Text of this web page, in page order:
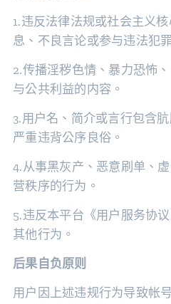
1.违反法律法规或社会主义
息、不良言论或参与违法犯
2.传播淫秽色情、暴力恐怖
与公共利益的内容。
3.用户名、简介或言行包含
严重违背公序良俗。
4.从事黑灰产、恶意刷单、
营秩序的行为。
5.违反本平台《用户服务协
其他行为。
后果自负原则
用户因上述违规行为导致帐